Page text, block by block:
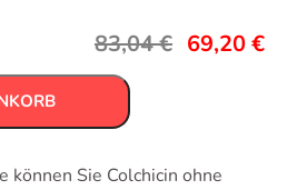
83,04€ 69,20€
können Sie Colchicin ohne